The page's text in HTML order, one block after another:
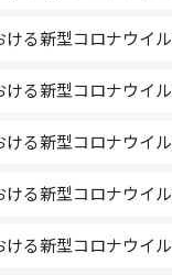
ける新型コロナウイ
ける新型コロナウイ
ける新型コロナウイ
ける新型コロナウイ
ける新型コロナウイ